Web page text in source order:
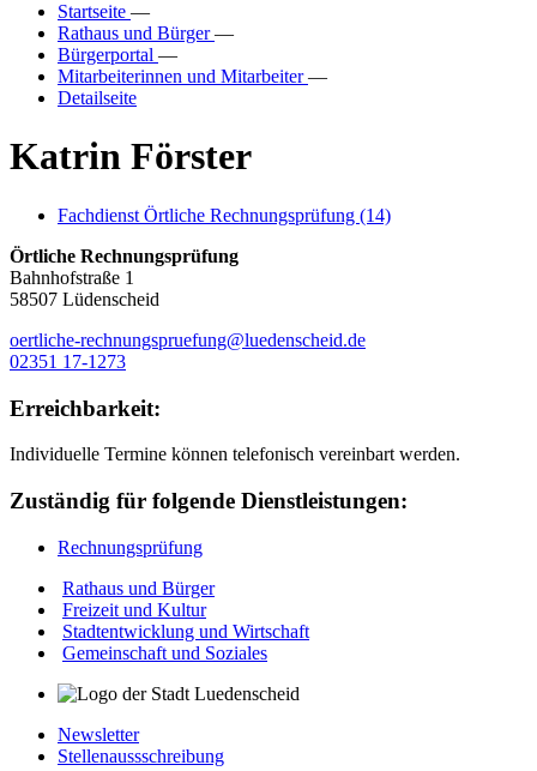
Startseite —
Rathaus und Bürger—
Bürgerportal —
Mitarbeiterinnen und Mitarbeiter—
Detailseite
Katrin Förster
Fachdienst Örtliche Rechnungsprüfung (14)
Örtliche Rechnungsprüfung
Bahnhofstraße 1
58507 Lüdenscheid
oertliche-rechnungspruefung@luedenscheid.de
02351 17-1273
Erreichbarkeit:
Individuelle Termine können telefonisch vereinbart werden.
Zuständig für folgende Dienstleistungen:
Rechnungsprüfung
Rathaus und Bürger
Freizeit und Kultur
Stadtentwicklung und Wirtschaft
Gemeinschaft und Soziales
Newsletter
Stellenaussschreibung